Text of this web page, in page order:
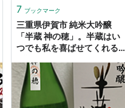
新聞
/national/news/CK20071111020
63517...
7 ブックマーク
三重県伊賀市 純米大吟醸
「半蔵 神の穂」。半蔵はい
つでも私を喜ばせてくれる。
居酒屋を始めちゃいました